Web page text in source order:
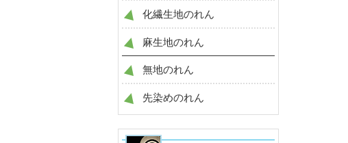
化繊生地のれん
麻生地のれん
無地のれん
先染めのれん